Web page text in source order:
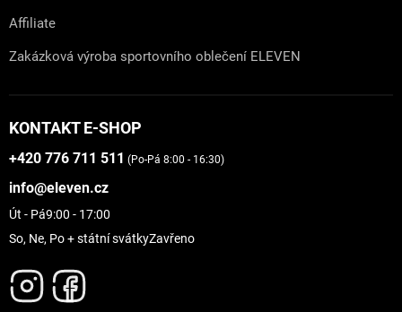
Affiliate
Zakázková výroba sportovního oblečení ELEVEN
KONTAKT E-SHOP
+420 776 711 511 (Po-Pá 8:00 - 16:30)
info@eleven.cz
Út - Pá9:00 - 17:00
So, Ne, Po + státní svátkyZavřeno